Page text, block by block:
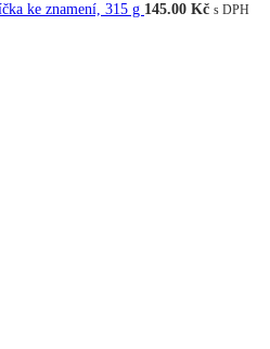
ke znamení, 315 g 145.00 Kč s DPH